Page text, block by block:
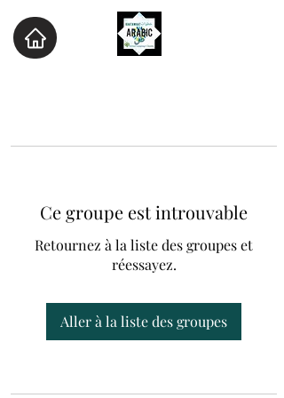
Ce groupe est introuvable
Retournez à la liste des groupes et
réessayez.
Aller à la liste des groupes